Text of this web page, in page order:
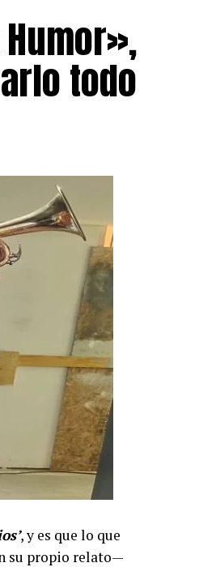
todo
, y es que lo que
su propio relato—